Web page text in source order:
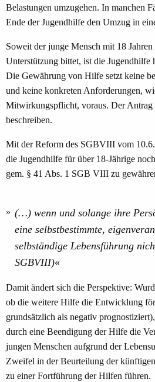
Belastungen umzugehen. In manchen
Ende der Jugendhilfe den Umzug in
Soweit der junge Mensch mit 18
Unterstützung bittet, ist die Jugendhilfe
Die Gewährung von Hilfe setzt keine
und keine konkreten Anforderungen,
Mitwirkungspflicht, voraus. Der Antrag
beschreiben.
Mit der Reform des SGBVIII vom
die Jugendhilfe für über 18-Jährige
gem. § 41 Abs. 1 SGB VIII zu
(…) wenn und solange ihre
eine selbstbestimmte,
selbständige Lebensführung
SGBVIII)
Damit ändert sich die Perspektive:
ob die weitere Hilfe die Entwicklung
grundsätzlich als negativ
durch eine Beendigung der Hilfe die
jungen Menschen aufgrund der
Zweifel in der Beurteilung der
zu einer Fortführung der Hilfen führen.